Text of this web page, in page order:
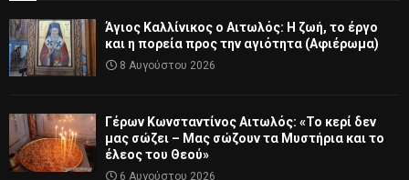
Άγιος Καλλίνικος ο Αιτωλός: Η ζωή, το έργο
και η πορεία προς την αγιότητα (Αφιέρωμα)
8 Αυγούστου 2026
Γέρων Κωνσταντίνος Αιτωλός: «Το κερί δεν
μας σώζει – Μας σώζουν τα Μυστήρια και το
έλεος του Θεού»
6 Αυγούστου 2026